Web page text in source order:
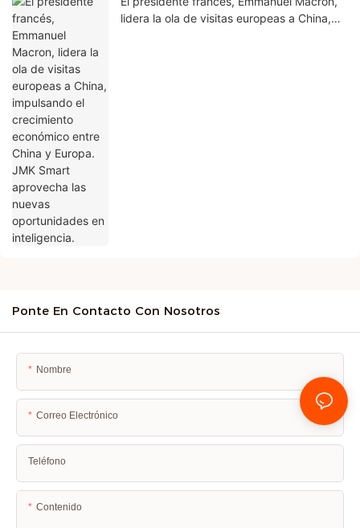
lidera la ola de visitas europeas a China,
Ponte En Contacto Con Nosotros
Nombre
Correo Electrónico
Teléfono
Contenido